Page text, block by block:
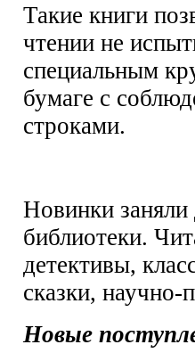
Такие книги
чтении не
специальным
бумаге с
строками.
Новинки
библиотеки.
детективы,
сказки, научно-
Новые